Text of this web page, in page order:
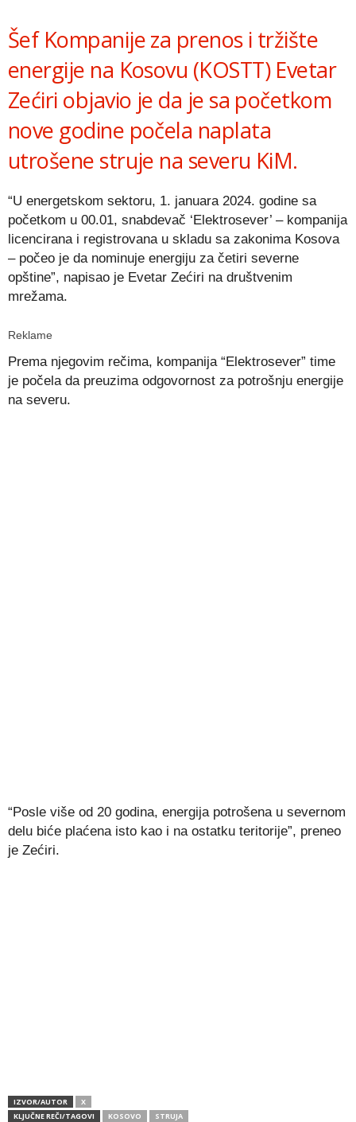
Šef Kompanije za prenos i tržište
energije na Kosovu (KOSTT) Evetar
Zećiri objavio je da je sa početkom
nove godine počela naplata
utrošene struje na severu KiM.
“U energetskom sektoru, 1. januara 2024. godine sa
početkom u 00.01, snabdevač ‘Elektrosever’ – kompanija
licencirana i registrovana u skladu sa zakonima Kosova
– počeo je da nominuje energiju za četiri severne
opštine”, napisao je Evetar Zećiri na društvenim
mrežama.
Reklame
Prema njegovim rečima, kompanija “Elektrosever” time
je počela da preuzima odgovornost za potrošnju energije
na severu.
“Posle više od 20 godina, energija potrošena u severnom
delu biće plaćena isto kao i na ostatku teritorije”, preneo
je Zećiri.
IZVOR/AUTOR
X
KLJUČNE REČI/TAGOVI
KOSOVO STRUJA